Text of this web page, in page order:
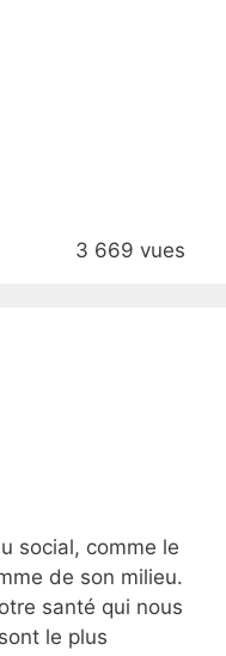
3 669 vues
social, comme le
de son milieu.
santé qui nous
le plus